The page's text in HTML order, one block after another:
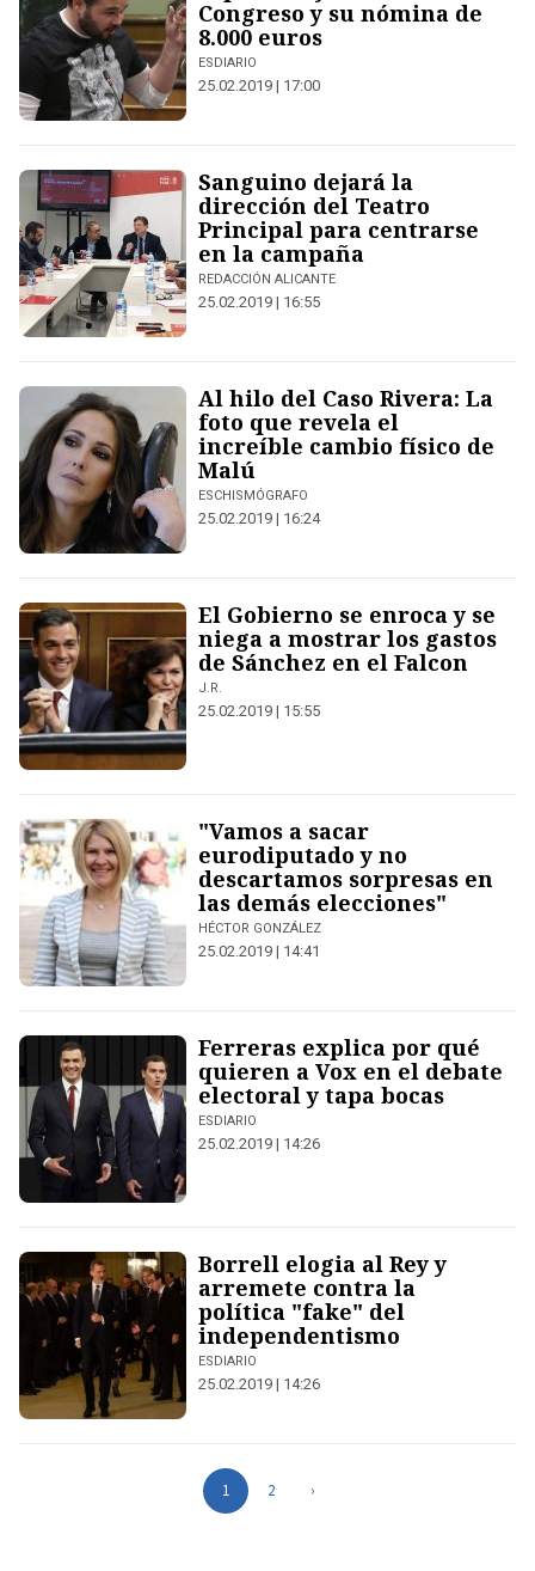
Congreso y su nómina de
8.000 euros
ESDIARIO
25.02.2019 | 17:00
Sanguino dejará la
dirección del Teatro
Principal para centrarse
en la campaña
REDACCIÓN ALICANTE
25.02.2019 | 16:55
Al hilo del Caso Rivera: La
foto que revela el
increíble cambio físico de
Malú
ESCHISMÓGRAFO
25.02.2019 | 16:24
El Gobierno se enroca y se
niega a mostrar los gastos
de Sánchez en el Falcon
J.R.
25.02.2019 | 15:55
"Vamos a sacar
eurodiputado y no
descartamos sorpresas en
las demás elecciones"
HÉCTOR GONZÁLEZ
25.02.2019 | 14:41
Ferreras explica por qué
quieren a Vox en el debate
electoral y tapa bocas
ESDIARIO
25.02.2019 | 14:26
Borrell elogia al Rey y
arremete contra la
política "fake" del
independentismo
ESDIARIO
25.02.2019 | 14:26
1 2 ›